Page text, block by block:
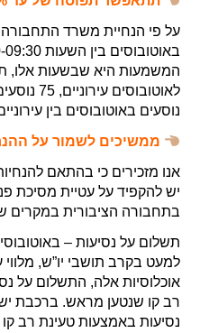
נוסעים באוטובוסים בין
ממשיכים לשמור על
אנו מזכירים כי בהתאם
יש להקפיד על עטיית מסיכת
בתחבורה הציבורית במקרים
תשלום על נסיעות –
למעט בקרב תושבי יו”ש, מלווי
אוכלוסיות אלה, התשלום על
רב קו שנטען מראש. ברכבת
נסיעות באמצעות טעינת רב